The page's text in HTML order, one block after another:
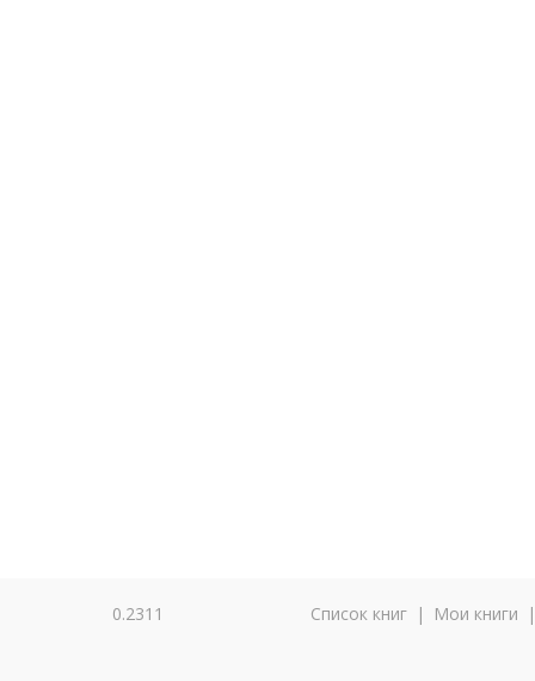
0.2311 Список книг | Мои книги |